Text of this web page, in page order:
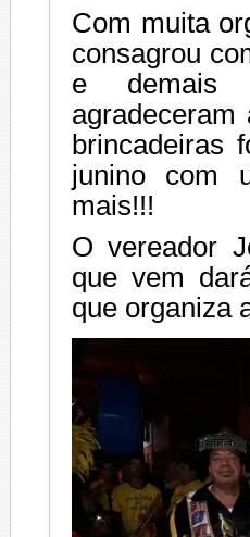
Com muita
consagrou
e demais
agradeceram
brincadeiras
junino com
mais!!!
O vereador
que vem
que organiza